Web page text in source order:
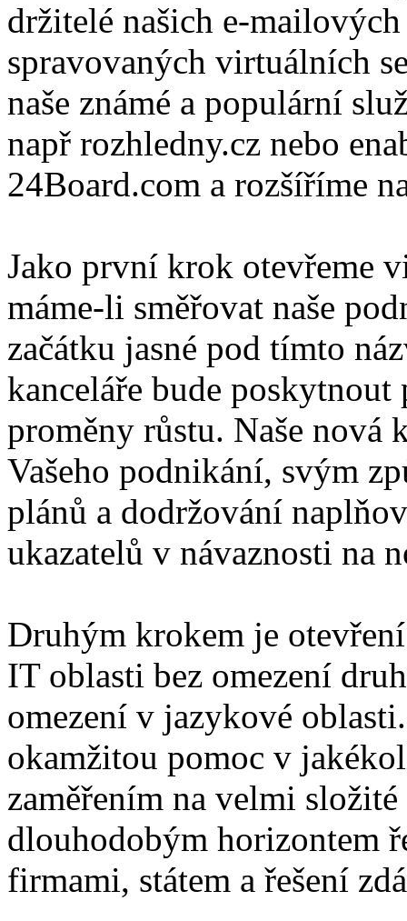
držitelé našich e-
spravovaných virtuálních
naše známé a populární
např rozhledny.cz nebo
24Board.com a rozšíříme
Jako první krok otevřeme
máme-li směřovat naše
začátku jasné pod tímto
kanceláře bude
proměny růstu. Naše nová
Vašeho podnikání, svým
plánů a dodržování
ukazatelů v návaznosti na
Druhým krokem je
IT oblasti bez omezení
omezení v jazykové
okamžitou pomoc v
zaměřením na velmi
dlouhodobým horizontem
firmami, státem a řešení